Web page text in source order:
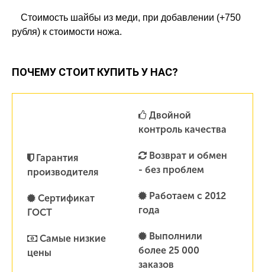
Стоимость шайбы из меди, при добавлении (+750
рубля) к стоимости ножа.
ПОЧЕМУ СТОИТ КУПИТЬ У НАС?
Гарантия
производителя
Сертификат
ГОСТ
Самые низкие
цены
Двойной
контроль качества
Возврат и обмен
- без проблем
Работаем с 2012
года
Выполнили
более 25 000
заказов